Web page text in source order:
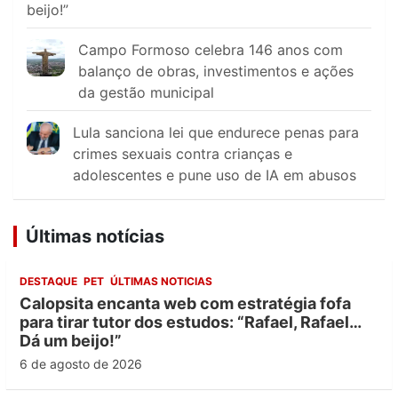
beijo!”
Campo Formoso celebra 146 anos com
balanço de obras, investimentos e ações
da gestão municipal
Lula sanciona lei que endurece penas para
crimes sexuais contra crianças e
adolescentes e pune uso de IA em abusos
Últimas notícias
DESTAQUE PET ÚLTIMAS NOTICIAS
Calopsita encanta web com estratégia fofa
para tirar tutor dos estudos: “Rafael, Rafael…
Dá um beijo!”
6 de agosto de 2026